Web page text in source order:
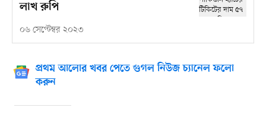
লাখ রুপি
০৬ সেপ্টেম্বর ২০২৩
প্রথম আলোর খবর পেতে গুগল নিউজ চ্যানেল ফলো
করুন